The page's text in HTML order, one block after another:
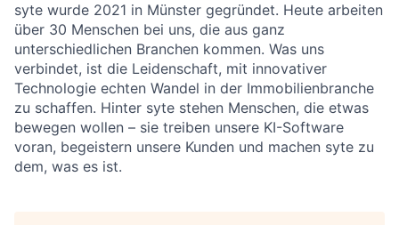
syte wurde 2021 in Münster gegründet. Heute arbeiten
über 30 Menschen bei uns, die aus ganz
unterschiedlichen Branchen kommen. Was uns
verbindet, ist die Leidenschaft, mit innovativer
Technologie echten Wandel in der Immobilienbranche
zu schaffen. Hinter syte stehen Menschen, die etwas
bewegen wollen – sie treiben unsere KI-Software
voran, begeistern unsere Kunden und machen syte zu
dem, was es ist.